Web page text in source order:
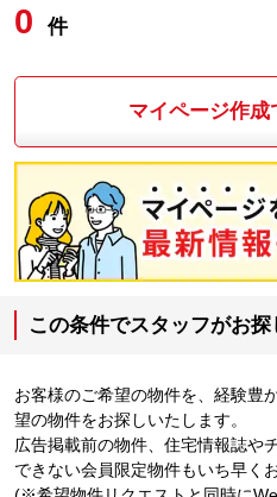
0 件
マイページ作成
この条件でスタッフがお探
お客様のご希望の物件を、経験豊
望の物件をお探しいたします。
広告掲載前の物件、住宅情報誌や
できない会員限定物件もいち早く